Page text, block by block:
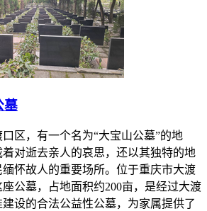
墓
区，有一个名为“大宝山公墓”的地
对逝去亲人的哀思，还以其独特的地
怀故人的重要场所。位于重庆市大渡
座公墓，占地面积约200亩，是经过大渡
建设的合法公益性公墓，为家属提供了